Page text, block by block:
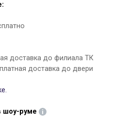
доставка до филиала ТК
доставка до двери
шоу-руме